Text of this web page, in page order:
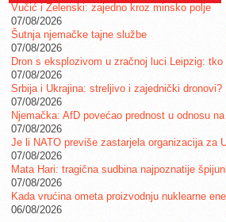
Vučić i Zelenski: zajedno kroz minsko polje
07/08/2026
Šutnja njemačke tajne službe
07/08/2026
Dron s eksplozivom u zračnoj luci Leipzig:
07/08/2026
Srbija i Ukrajina: streljivo i zajednički dronovi?
07/08/2026
Njemačka: AfD povećao prednost u odnosu
07/08/2026
Je li NATO previše zastarjela organizacija za
07/08/2026
Mata Hari: tragična sudbina najpoznatije
07/08/2026
Kada vrućina ometa proizvodnju nuklearne
06/08/2026